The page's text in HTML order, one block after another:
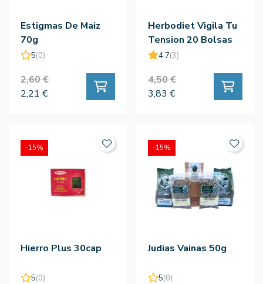
Estigmas De Maiz
70g
5(0)
2,60 €
2,21 €
Herbodiet Vigila Tu
Tension 20 Bolsas
4.7(3)
4,50 €
3,83 €
Hierro Plus 30cap
5(0)
-15%
Judias Vainas 50g
5(0)
-15%